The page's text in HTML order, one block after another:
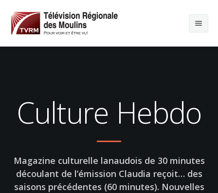
Culture Hebdo
Magazine culturelle lanaudois de 30 minutes
découlant de l’émission Claudia reçoit… des
saisons précédentes (60 minutes). Nouvelles